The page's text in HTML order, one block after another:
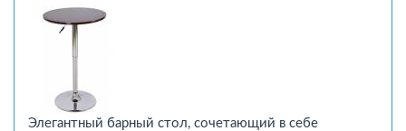
Элегантный барный стол, сочетающий в себе